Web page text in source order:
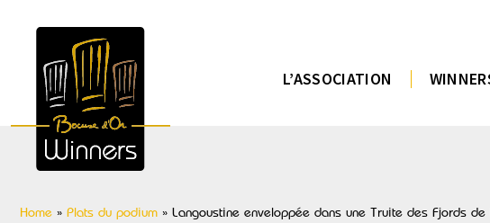
L’ASSOCIATION
Home » Plats du podium » Langoustine enveloppée dans une Truite des Fjords